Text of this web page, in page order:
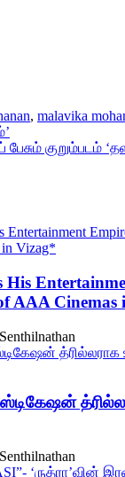
, malavika
குறும்படம்
AAA Cinemas